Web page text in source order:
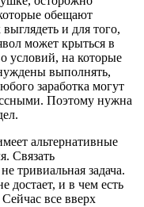
обещают
и для того,
может крыться в
условий, на которые
выполнять,
заработка могут
Поэтому нужна
альтернативные
Связать
тривиальная задача.
достает, и в чем есть
все вверх